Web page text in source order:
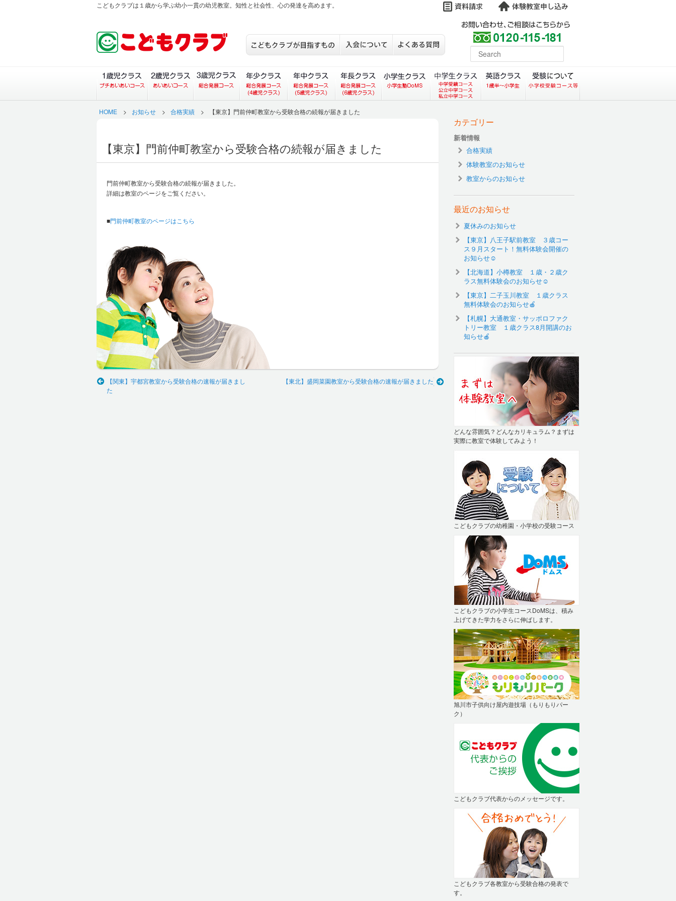
こどもクラブは１歳から学ぶ幼小一貫の幼児教室。知性と社会性、心の発達を高めます。
こどもクラブが目指すもの
入会について
よくある質問
１歳児クラス（プチあいあいコース）
２歳児クラス（あいあいコース）
HOME > お知らせ > 合格実績 > 【東京】門前仲町教室から受験合格の続報が届きました
【東京】門前仲町教室から受験合格の続報が届きました
門前仲町教室から受験合格の続報が届きました。
詳細は教室のページをご覧ください。
■門前仲町教室のページはこちら
【関東】宇都宮教室から受験合格の速報が届きまし
た
【東北】盛岡菜園教室から受験合格の速報が届きました
カテゴリー
新着情報
合格実績
体験教室のお知らせ
教室からのお知らせ
最近のお知らせ
夏休みのお知らせ
【東京】八王子駅前教室 ３歳コー
ス９月スタート！無料体験会開催の
お知らせ☺️
【北海道】小樽教室 １歳・２歳ク
ラス無料体験会のお知らせ☺
【東京】二子玉川教室 １歳クラス
無料体験会のお知らせ🍎
【札幌】大通教室・サッポロファク
トリー教室 １歳クラス8月開講のお
知らせ🍎
どんな雰囲気？どんなカリキュラム？まずは
実際に教室で体験してみよう！
こどもクラブの幼稚園・小学校の受験コース
こどもクラブの小学生コースDoMSは、積み
上げてきた学力をさらに伸ばします。
旭川市子供向け屋内遊技場（もりもりパー
ク）
こどもクラブ代表からのメッセージです。
こどもクラブ各教室から受験合格の発表で
す。